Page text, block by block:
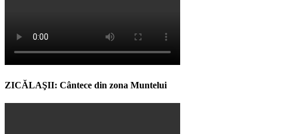
ZICĂLAŞII: Cântece din zona Muntelui